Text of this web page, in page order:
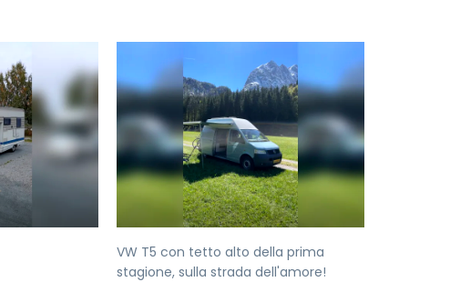
SuccessivoPrecedente Successivo
VW T5 con tetto alto della prima
stagione, sulla strada dell'amore!